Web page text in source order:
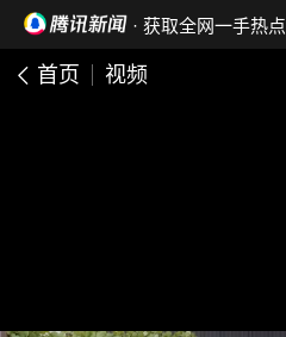
· 获取全网一手热点
首页 视频